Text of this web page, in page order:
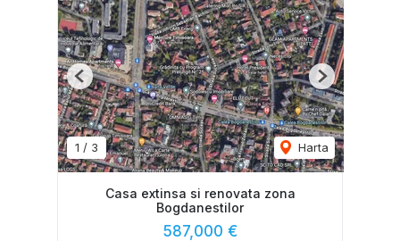
1 / 3 Harta
Previous Next
Casa extinsa si renovata zona
Bogdanestilor
587,000 €